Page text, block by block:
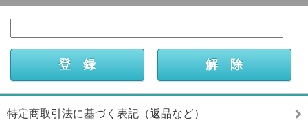
特定商取引法に基づく表記（返品など）